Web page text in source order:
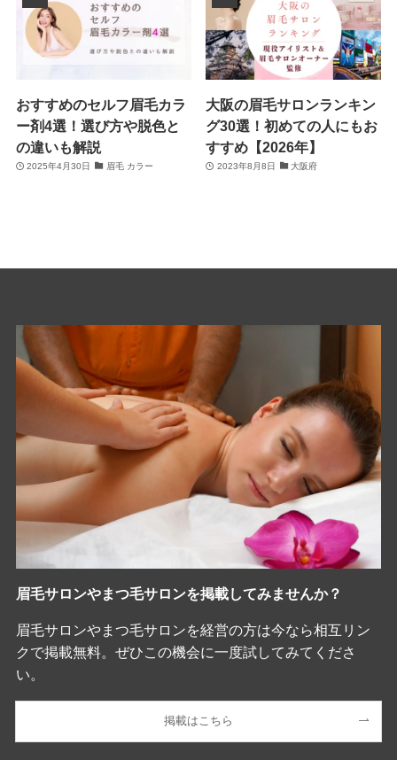
おすすめのセルフ眉毛カラ
ー剤4選！選び方や脱色と
の違いも解説
2025年4月30日 眉毛 カラー
大阪の眉毛サロンランキン
グ30選！初めての人にもお
すすめ【2026年】
2023年8月8日 大阪府
眉毛サロンやまつ毛サロンを掲載してみませんか？
眉毛サロンやまつ毛サロンを経営の方は今なら相互リン
クで掲載無料。ぜひこの機会に一度試してみてくださ
い。
掲載はこちら